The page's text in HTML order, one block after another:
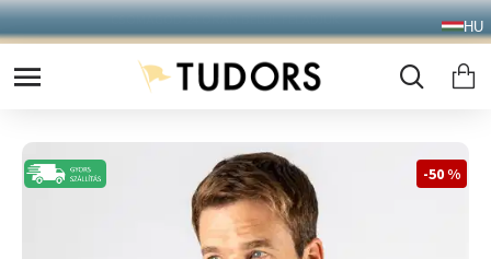
10.000 Ft FELETT INGYENES SZÁLLÍTÁS
FOXPOST CSOMAGAUTOMATÁBA !
HU
-50 %